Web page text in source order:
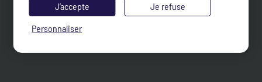
J’accepte
Je refuse
Personnaliser